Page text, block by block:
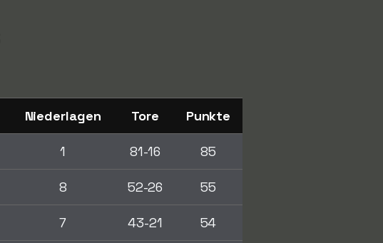
Niederlagen Tore Punkte
1 81-16 85
8 52-26 55
7 43-21 54